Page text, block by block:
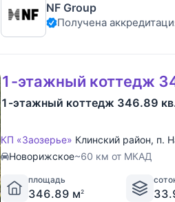
увеличенного размера, виллы
NF Group
Получена
1-этажный коттедж
1-этажный коттедж 346.89
КП «Заозерье» Клинский район, п.
Новорижское~60 км от МКАД
площадь
346.89 м2